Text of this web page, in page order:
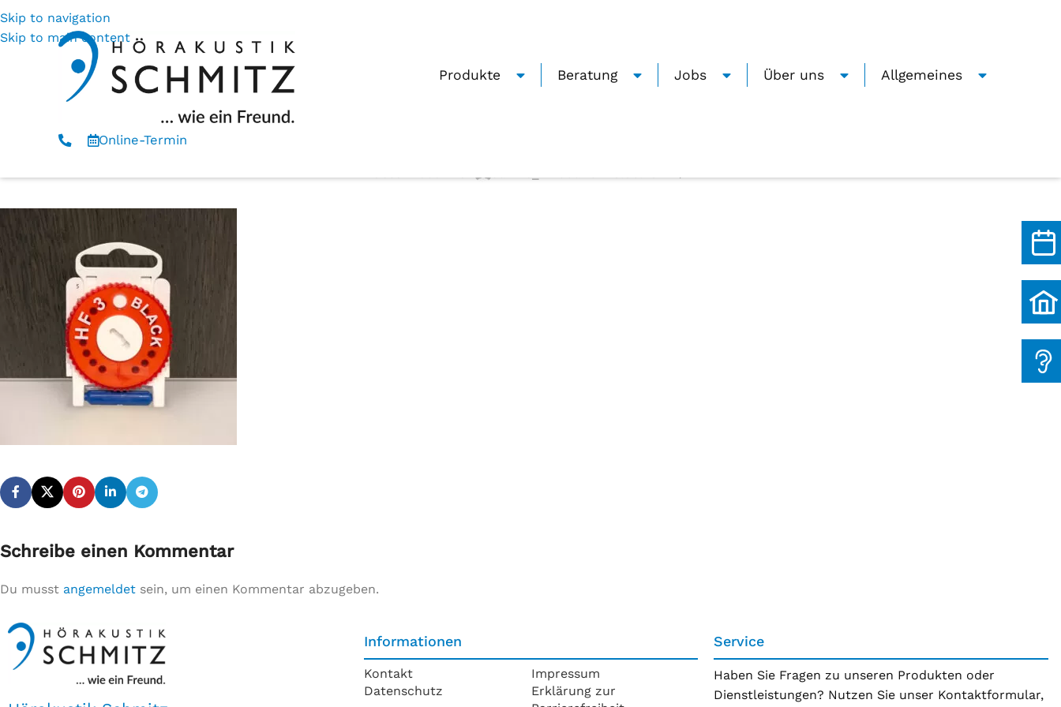
Skip to navigation
Skip to main content
Produkte Beratung Jobs Über uns Allgemeines
Online-Termin
Schreibe einen Kommentar
Du musst angemeldet sein, um einen Kommentar abzugeben.
Informationen
Kontakt
Datenschutz
Impressum
Erklärung zur
Service
Haben Sie Fragen zu unseren Produkten oder
Dienstleistungen? Nutzen Sie unser Kontaktformular,